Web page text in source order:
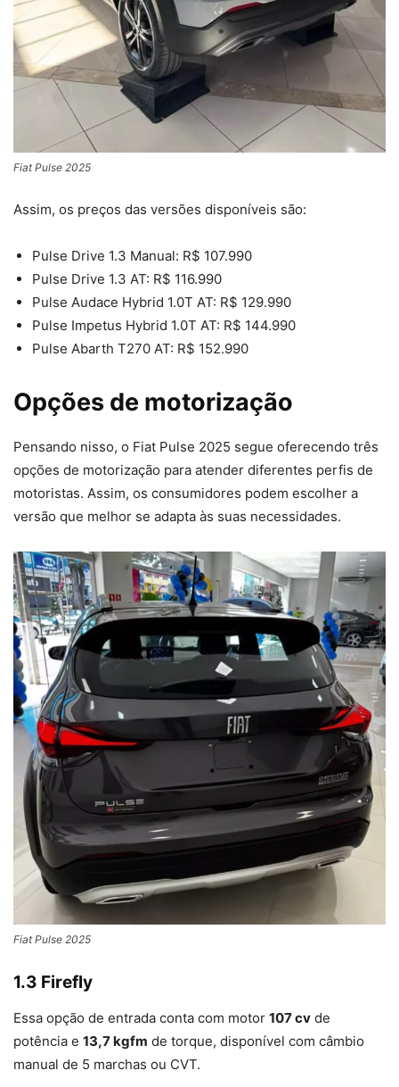
Fiat Pulse 2025
Assim, os preços das versões disponíveis são:
Pulse Drive 1.3 Manual: R$ 107.990
Pulse Drive 1.3 AT: R$ 116.990
Pulse Audace Hybrid 1.0T AT: R$ 129.990
Pulse Impetus Hybrid 1.0T AT: R$ 144.990
Pulse Abarth T270 AT: R$ 152.990
Opções de motorização
Pensando nisso, o Fiat Pulse 2025 segue oferecendo três
opções de motorização para atender diferentes perfis de
motoristas. Assim, os consumidores podem escolher a
versão que melhor se adapta às suas necessidades.
Fiat Pulse 2025
1.3 Firefly
Essa opção de entrada conta com motor 107 cv de
potência e 13,7 kgfm de torque, disponível com câmbio
manual de 5 marchas ou CVT.